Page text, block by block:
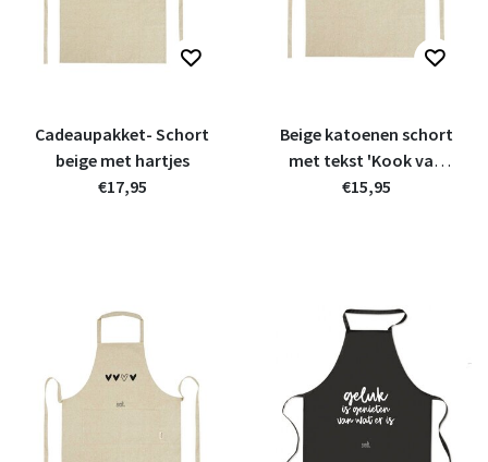
Cadeaupakket- Schort
beige met hartjes
€17,95
Beige katoenen schort
met tekst 'Kook van
jou' - van gerycled
€15,95